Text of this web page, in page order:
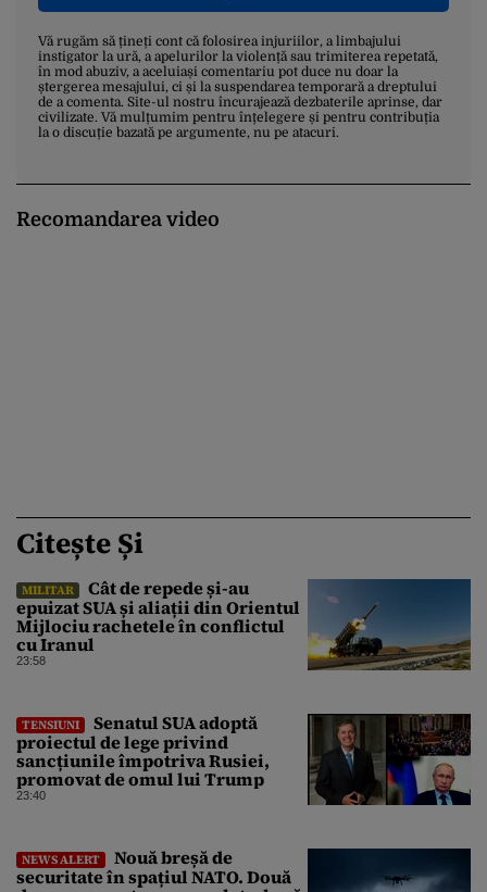
Vă rugăm să țineți cont că folosirea injuriilor, a limbajului
instigator la ură, a apelurilor la violență sau trimiterea repetată,
în mod abuziv, a aceluiași comentariu pot duce nu doar la
ștergerea mesajului, ci și la suspendarea temporară a dreptului
de a comenta. Site-ul nostru încurajează dezbaterile aprinse, dar
civilizate. Vă mulțumim pentru înțelegere și pentru contribuția
la o discuție bazată pe argumente, nu pe atacuri.
Recomandarea video
Citește Și
MILITAR
Cât de repede și-au
epuizat SUA și aliații din Orientul
Mijlociu rachetele în conflictul
cu Iranul
23:58
TENSIUNI
Senatul SUA adoptă
proiectul de lege privind
sancțiunile împotriva Rusiei,
promovat de omul lui Trump
23:40
NEWS ALERT
Nouă breșă de
securitate în spațiul NATO. Două